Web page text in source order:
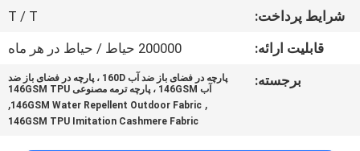
بگیرید
شرایط پرداخت:
T / T
قابلیت ارائه:
200000 حیاط / حیاط در هر ماه
برجسته:
پارچه در فضای باز ضد آب 160D ، پارچه در فضای باز ضد
آب 146GSM ، پارچه ترمه مصنوعی 146GSM TPU
,
146GSM Water Repellent Outdoor Fabric
,
146GSM TPU Imitation Cashmere Fabric